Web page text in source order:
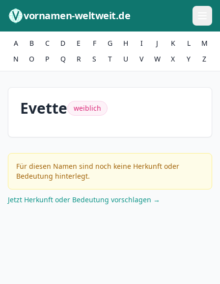
vornamen-weltweit.de
A B C D E F G H I J K L
M
N
O P Q R S T U V W X Y Z
Evette weiblich
Für diesen Namen sind noch keine Herkunft oder
Bedeutung hinterlegt.
Jetzt Herkunft oder Bedeutung vorschlagen →